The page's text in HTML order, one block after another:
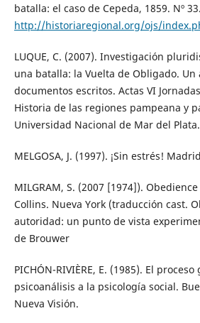
batalla: el caso de Cepeda, 1859. Nº
http://historiaregional.org/ojs/
LUQUE, C. (2007). Investigación
una batalla: la Vuelta de Obligado. Un
documentos escritos. Actas VI
Historia de las regiones pampeana y
Universidad Nacional de Mar del Plata.
MELGOSA, J. (1997). ¡Sin estrés!
MILGRAM, S. (2007 [1974]).
Collins. Nueva York (traducción cast.
autoridad: un punto de vista
de Brouwer
PICHÓN-RIVIÈRE, E. (1985). El
psicoanálisis a la psicología social.
Nueva Visión.